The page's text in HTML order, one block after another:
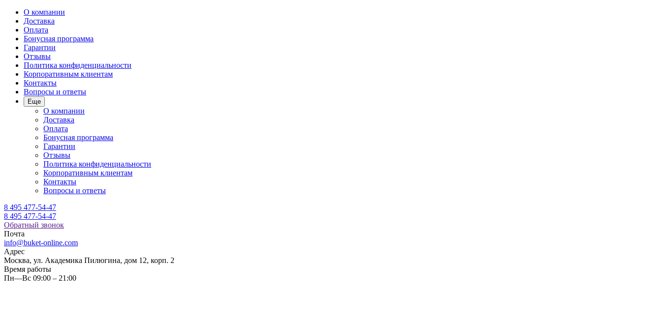
О компании
Доставка
Оплата
Бонусная программа
Гарантии
Отзывы
Политика конфиденциальности
Корпоративным клиентам
Контакты
Вопросы и ответы
Еще
О компании
Доставка
Оплата
Бонусная программа
Гарантии
Отзывы
Политика конфиденциальности
Корпоративным клиентам
Контакты
Вопросы и ответы
8 495 477-54-47
8 495 477-54-47
Обратный звонок
Почта
info@buket-online.com
Адрес
Москва, ул. Академика Пилюгина, дом 12, корп. 2
Время работы
Пн—Вс 09:00 – 21:00